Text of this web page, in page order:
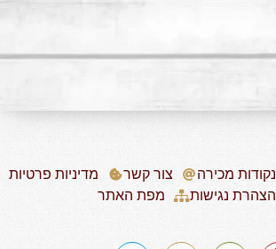
נקודות מכירה צור קשר
מדיניות פרטיות
הצהרת נגישות
מפת האתר